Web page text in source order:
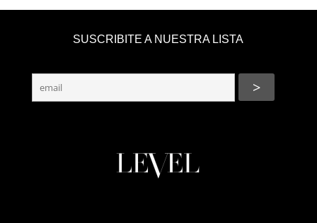
SUSCRIBITE A NUESTRA LISTA